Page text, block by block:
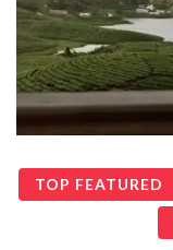
TOP FEATURED